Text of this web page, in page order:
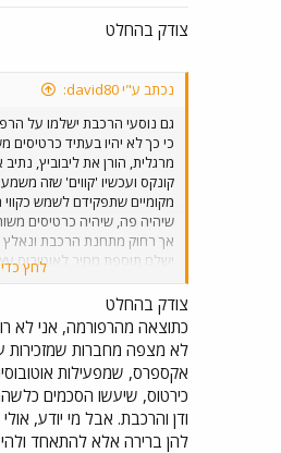
צודק בהחלט
נכתב ע"י david80:
גם נוסעי הרכבת ישלמו על
כי כך לא יהיו בעתיד
מרגלית, הורן את ליבוביץ,
קונקס ועכשיו 'קווים' שזה
מקומיים שתפקידם לשמש
שיהיה פה, שיהיה כרטיסים
אך רחוק מתחנת הרכבת ונאלץ
ישלם תוספת מחיר לאוטובוס
באוטובוס וברכבת תהיה זהה
מהתחנה שנוסע ברכבת בלבד אל
לחץ
צודק בהחלט
כתוצאה מהרפורמה, אני לא
לא מצפה מחברות שמזכירות
אקספרס, שמפעילות
כירטוס, שיעשו הסכמים
ודן והרכבת. אבל מי יודע,
להן ברירה אלא להתאחד